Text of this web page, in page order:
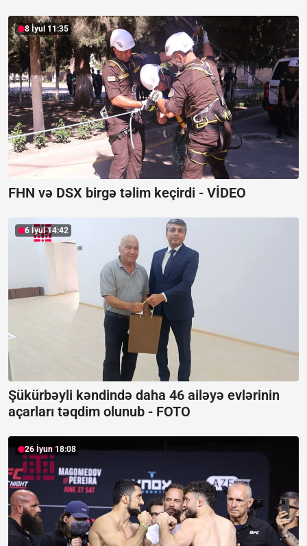
8 İyul 11:35
FHN və DSX birgə təlim keçirdi - VİDEO
6 İyul 14:42
Şükürbəyli kəndində daha 46 ailəyə evlərinin
açarları təqdim olunub - FOTO
26 İyun 18:08